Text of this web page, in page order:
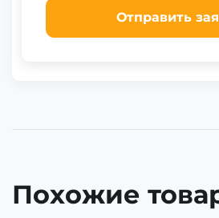
Отправить
Похожие